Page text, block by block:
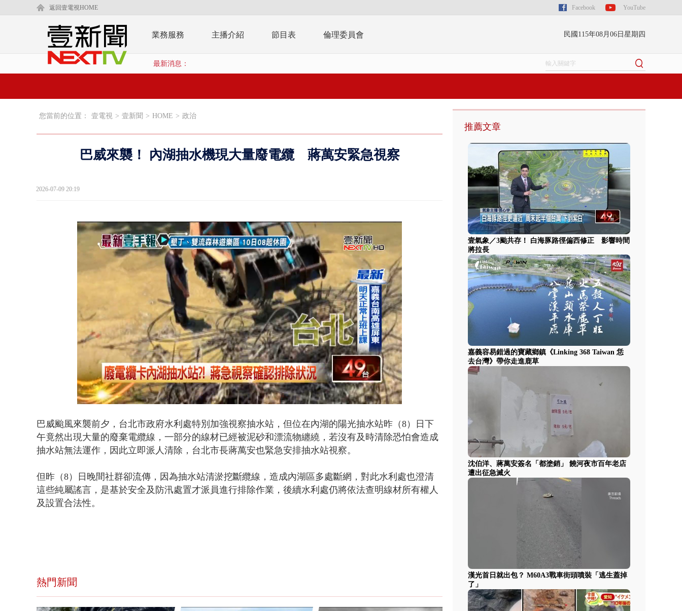
返回壹電視HOME Facebook YouTube
業務服務 主播介紹 節目表 倫理委員會 民國115年08月06日星期四
最新消息：
您當前的位置： 壹電視 > 壹新聞 > HOME > 政治
巴威來襲！ 內湖抽水機現大量廢電纜 蔣萬安緊急視察
2026-07-09 20:19
Unmute Loaded
55.67%
巴威颱風來襲前夕，台北市政府水利處特別加強視察抽水站，但位在內湖的陽光抽水站昨（8）日下
午竟然出現大量的廢棄電纜線，一部分的線材已經被泥砂和漂流物纏繞，若沒有及時清除恐怕會造成
抽水站無法運作，因此立即派人清除，台北市長蔣萬安也緊急安排抽水站視察。
但昨（8）日晚間社群卻流傳，因為抽水站清淤挖斷纜線，造成內湖區多處斷網，對此水利處也澄清
這些純屬謠言，是基於安全及防汛處置才派員進行排除作業，後續水利處仍將依法查明線材所有權人
及設置合法性。
熱門新聞
推薦文章
壹氣象／3颱共存！ 白海豚路徑偏西修正 影響時間
將拉長
嘉義容易錯過的寶藏鄉鎮《Linking 368 Taiwan 恁
去台灣》帶你走進鹿草
沈伯洋、蔣萬安簽名「都塗銷」 饒河夜市百年老店
遭出征急滅火
漢光首日就出包？ M60A3戰車街頭噴裝「逃生蓋掉
了」